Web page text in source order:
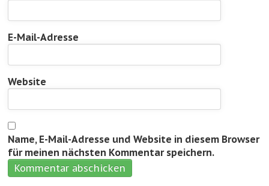
E-Mail-Adresse
Website
Name, E-Mail-Adresse und Website in diesem Browser
für meinen nächsten Kommentar speichern.